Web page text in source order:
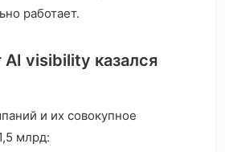
работает.
AI visibility казался
и их совокупное
млрд: